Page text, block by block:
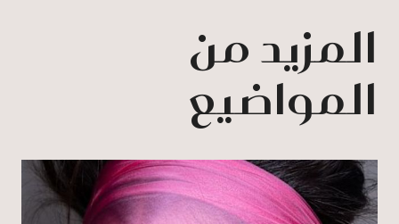
المزيد من
المواضيع